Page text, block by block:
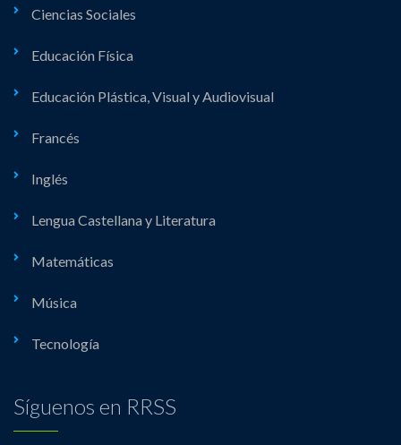
Ciencias Sociales
Educación Física
Educación Plástica, Visual y Audiovisual
Francés
Inglés
Lengua Castellana y Literatura
Matemáticas
Música
Tecnología
Síguenos en RRSS